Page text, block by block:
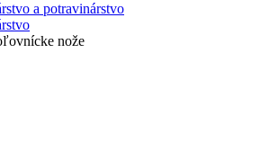
a potravinárstvo
nože